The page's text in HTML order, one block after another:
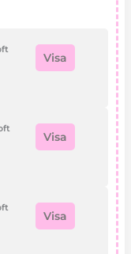
Visa
Visa
Visa